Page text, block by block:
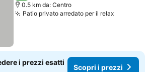
0.5 km da: Centro
Patio privato arredato per il relax
i prezzi esatti
Scopri i prezzi